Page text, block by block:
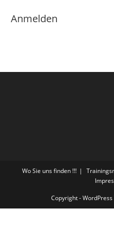
Anmelden
Wo Sie uns finden !!!
Copyright -